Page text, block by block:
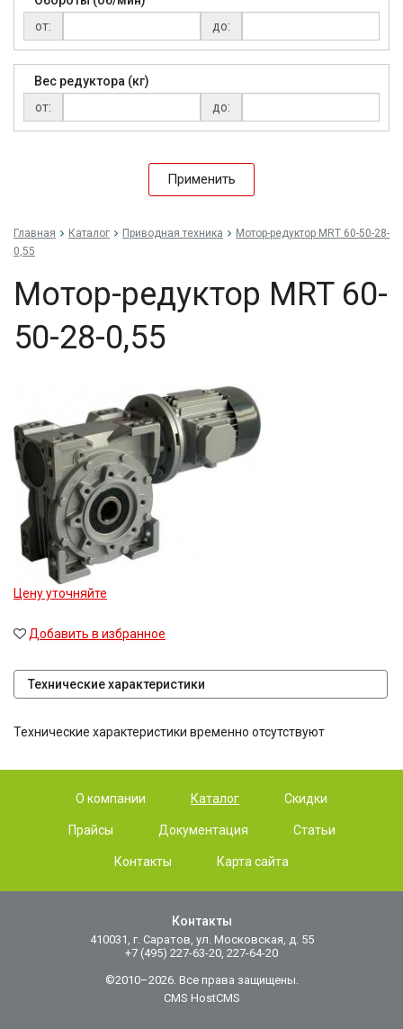
от:
до:
Вес редуктора (кг)
от:
до:
Применить
Главная Каталог Приводная техника
Мо­тор-ре­дук­тор MRT 60-50-28-
0,55
Мо­тор-ре­дук­тор MRT 60-
50-28-0,55
Цену уточняйте
Добавить в избранное
Технические характеристики
Технические характеристики временно отсутствуют
О компании Каталог Скидки
Прайсы Документация Статьи
Контакты Карта сайта
Контакты
410031, г. Саратов, ул. Московская, д. 55
+7 (495) 227-63-20, 227-64-20
©2010–2026. Все права защищены.
CMS HostCMS